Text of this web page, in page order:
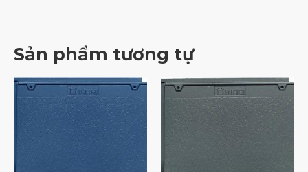
Sản phẩm tương tự